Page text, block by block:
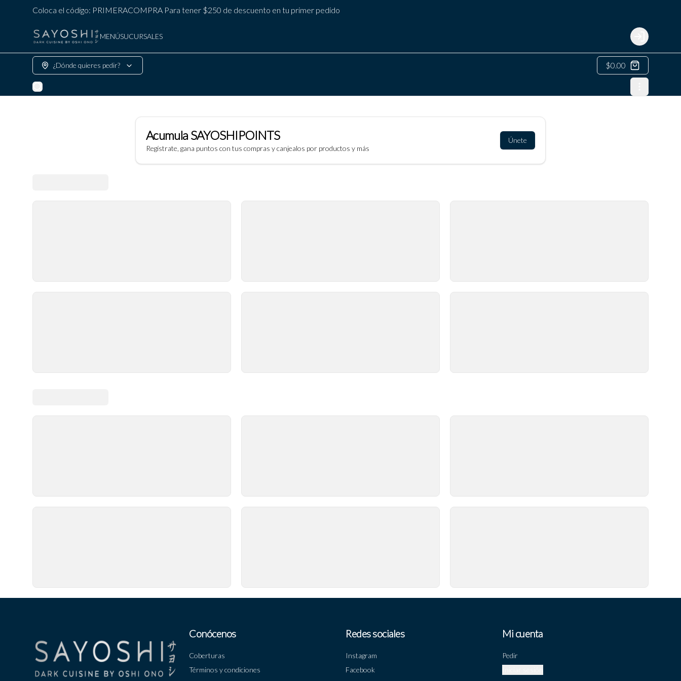
Coloca el código: PRIMERACOMPRA Para tener $250 de descuento en tu primer pedido
MENÚSUCURSALES Login
¿Dónde quieres pedir? $0.00
Acumula SAYOSHIPOINTS
Regístrate, gana puntos con tus compras y canjealos por productos y más
Únete
Conócenos
Coberturas
Términos y condiciones
Redes sociales
Instagram
Facebook
Mi cuenta
Pedir